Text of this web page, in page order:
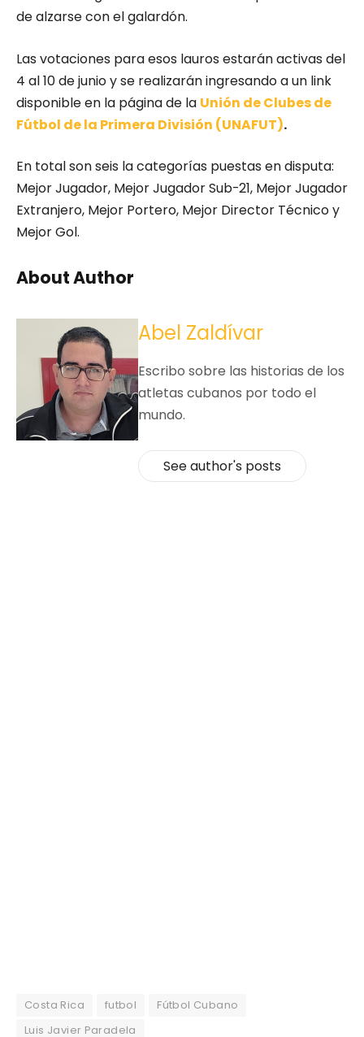
de alzarse con el galardón.
Las votaciones para esos lauros estarán activas del
4 al 10 de junio y se realizarán ingresando a un link
disponible en la página de la Unión de Clubes de
Fútbol de la Primera División (UNAFUT).
En total son seis la categorías puestas en disputa:
Mejor Jugador, Mejor Jugador Sub-21, Mejor Jugador
Extranjero, Mejor Portero, Mejor Director Técnico y
Mejor Gol.
About Author
Abel Zaldívar
Escribo sobre las historias de los
atletas cubanos por todo el
mundo.
See author's posts
Costa Rica futbol
Fútbol Cubano
Luis Javier Paradela